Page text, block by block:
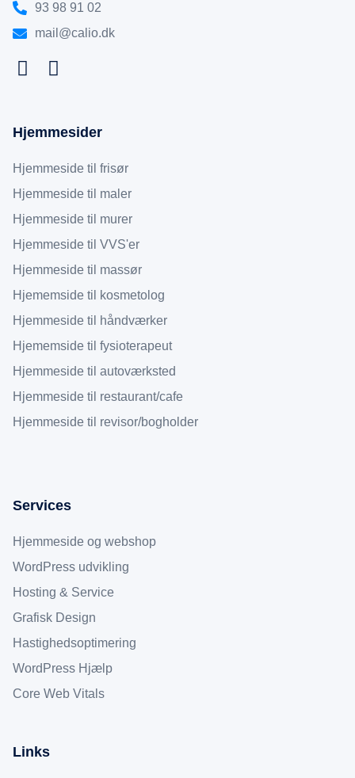
Hjemmesider
Hjemmeside til frisør
Hjemmeside til maler
Hjemmeside til murer
Hjemmeside til VVS'er
Hjemmeside til massør
Hjememside til kosmetolog
Hjemmeside til håndværker
Hjememside til fysioterapeut
Hjemmeside til autoværksted
Hjemmeside til restaurant/cafe
Hjemmeside til revisor/bogholder
Links
Services
Hjemmeside og webshop
WordPress udvikling
Hosting & Service
Grafisk Design
Hastighedsoptimering
WordPress Hjælp
Core Web Vitals
93 98 91 02
mail@calio.dk